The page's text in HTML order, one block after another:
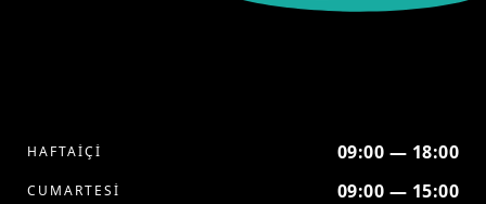
HAFTAİÇİ 09:00 — 18:00
CUMARTESİ 09:00 — 15:00